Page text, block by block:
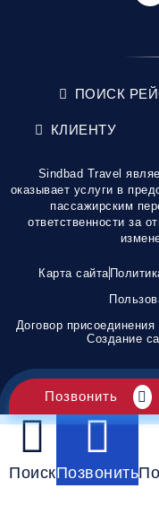
ПОИСК
КЛИЕНТУ
Sindbad Travel
оказывает услуги в
пассажирским
ответственности за
Карта сайта
Договор
Создание
Позвонить
ПоискПозвонить